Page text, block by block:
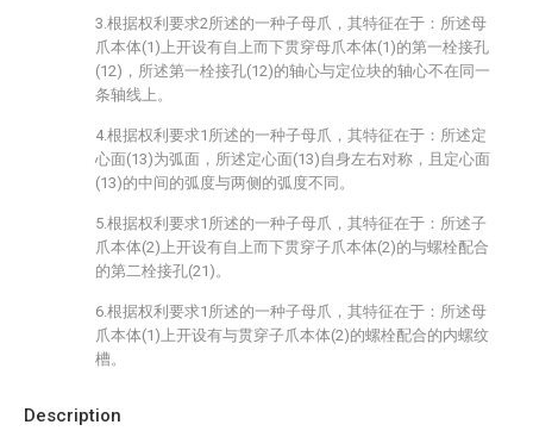
Description
3.根据权利要求2所述的一种子母爪，其特征在于：所述母
爪本体(1)上开设有自上而下贯穿母爪本体(1)的第一栓接孔
(12)，所述第一栓接孔(12)的轴心与定位块的轴心不在同一
条轴线上。
4.根据权利要求1所述的一种子母爪，其特征在于：所述定
心面(13)为弧面，所述定心面(13)自身左右对称，且定心面
(13)的中间的弧度与两侧的弧度不同。
5.根据权利要求1所述的一种子母爪，其特征在于：所述子
爪本体(2)上开设有自上而下贯穿子爪本体(2)的与螺栓配合
的第二栓接孔(21)。
6.根据权利要求1所述的一种子母爪，其特征在于：所述母
爪本体(1)上开设有与贯穿子爪本体(2)的螺栓配合的内螺纹
槽。